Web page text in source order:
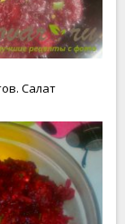
Салат